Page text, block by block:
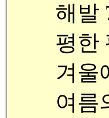
해발
평한
겨울
여름